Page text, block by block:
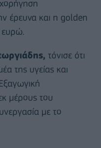
έρευνα και η golden
ευρώ.
τόνισε ότι
της υγείας και
μέρους του
με το